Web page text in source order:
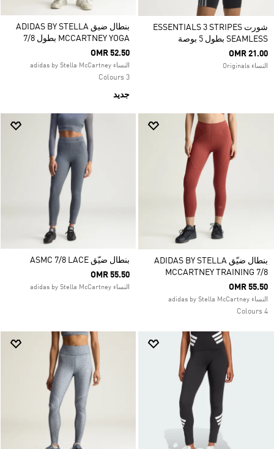
شورت ESSENTIALS 3 STRIPES
SEAMLESS بطول 5 بوصة
OMR 21.00
النساء Originals
بنطال ضيق ADIDAS BY STELLA
MCCARTNEY YOGA بطول 7/8
OMR 52.50
النساء adidas by Stella McCartney
3 Colours
جديد
بنطال ضيّق ADIDAS BY STELLA
MCCARTNEY TRAINING 7/8
OMR 55.50
النساء adidas by Stella McCartney
4 Colours
بنطال ضيّق ‏ASMC 7/8 LACE
OMR 55.50
النساء adidas by Stella McCartney